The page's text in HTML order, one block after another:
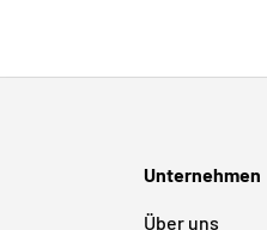
Unternehmen
Über uns